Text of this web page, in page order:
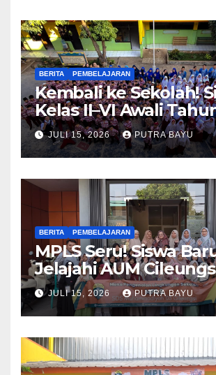
BERITA PEMBELAJARAN
Kembali ke Sekolah!
Kelas II–VI Awali
Baru
JULI 15, 2026 PUTRA BAYU
BERITA PEMBELAJARAN
MPLS Seru! Siswa
Jelajahi AUM
JULI 15, 2026 PUTRA BAYU